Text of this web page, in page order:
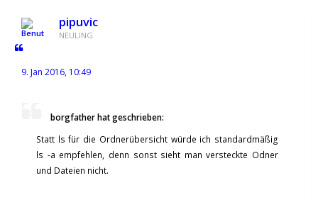
pipuvic
NEULING
9. Jan 2016, 10:49
borgfather hat geschrieben:
Statt ls für die Ordnerübersicht würde ich standardmäßig
ls -a empfehlen, denn sonst sieht man versteckte Odner
und Dateien nicht.